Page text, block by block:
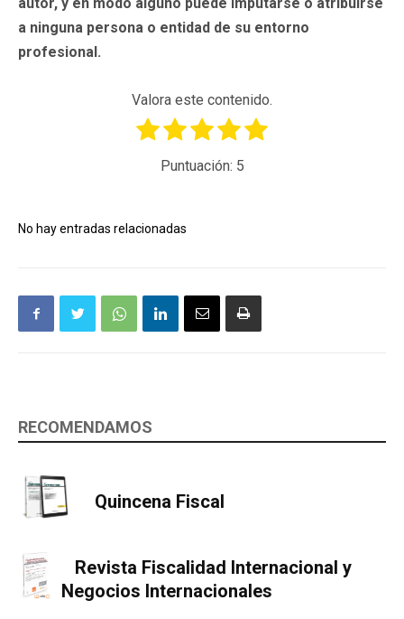
a ninguna persona o entidad de su entorno
profesional.
Valora este contenido.
Puntuación: 5
No hay entradas relacionadas
RECOMENDAMOS
Quincena Fiscal
Revista Fiscalidad Internacional y
Negocios Internacionales